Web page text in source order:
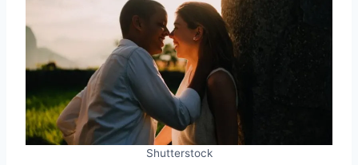
Shutterstock